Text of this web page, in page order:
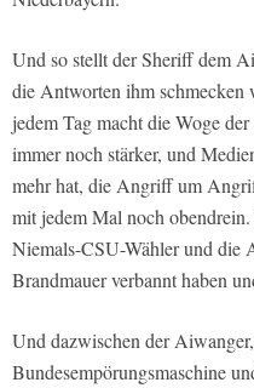
Und so stellt der Sheriff dem
die Antworten ihm schmecken
jedem Tag macht die Woge
immer noch stärker, und
mehr hat, die Angriff um
mit jedem Mal noch
Niemals-CSU-Wähler und die
Brandmauer verbannt haben
Und dazwischen der
Bundesempörungsmaschine